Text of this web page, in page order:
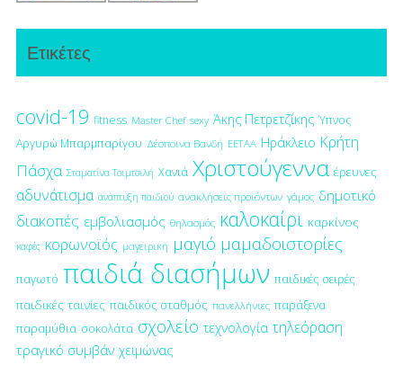
Ετικέτες
covid-19 fitness Master Chef sexy Άκης Πετρετζίκης Ύπνος
Αργυρώ Μπαρμπαρίγου Δέσποινα Βανδή ΕΕΤΑΑ Ηράκλειο Κρήτη
Πάσχα Σταματίνα Τσιμτσιλή Χανιά Χριστούγεννα έρευνες
αδυνάτισμα ανάπτυξη παιδιού ανακλήσεις προϊόντων γάμος δημοτικό
διακοπές εμβολιασμός θηλασμός καλοκαίρι καρκίνος
καφές κορωνοϊός μαγειρική μαγιό μαμαδοιστορίες
παγωτό παιδιά διασήμων παιδικές σειρές
παιδικές ταινίες παιδικός σταθμός πανελλήνιες παράξενα
παραμύθια σοκολάτα σχολείο τεχνολογία τηλεόραση
τραγικό συμβάν χειμώνας